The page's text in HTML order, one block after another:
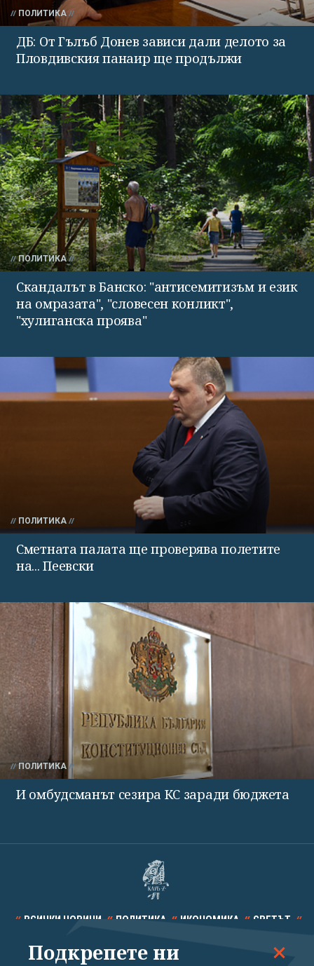
ПОЛИТИКА
ДБ: От Гълъб Донев зависи дали делото за
Пловдивския панаир ще продължи
ПОЛИТИКА
Скандалът в Банско: "антисемитизъм и език
на омразата", "словесен конликт",
"хулиганска проява"
ПОЛИТИКА
Сметната палата ще проверява полетите
на... Пеевски
ПОЛИТИКА
И омбудсманът сезира КС заради бюджета
ВСИЧКИ НОВИНИ ПОЛИТИКА ИКОНОМИКА СВЕТЪТ
СПОРТ КУЛТУРА ТЕХНОЛОГИИ КАЛЕЙДОСКОП
Подкрепете ни